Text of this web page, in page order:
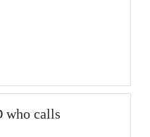
who calls